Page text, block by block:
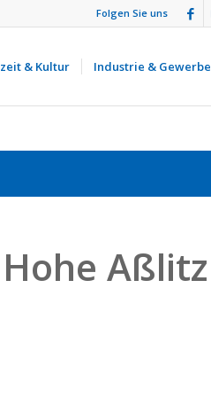
Folgen Sie uns
& Kultur Industrie & Gewerbe
Aßlitz